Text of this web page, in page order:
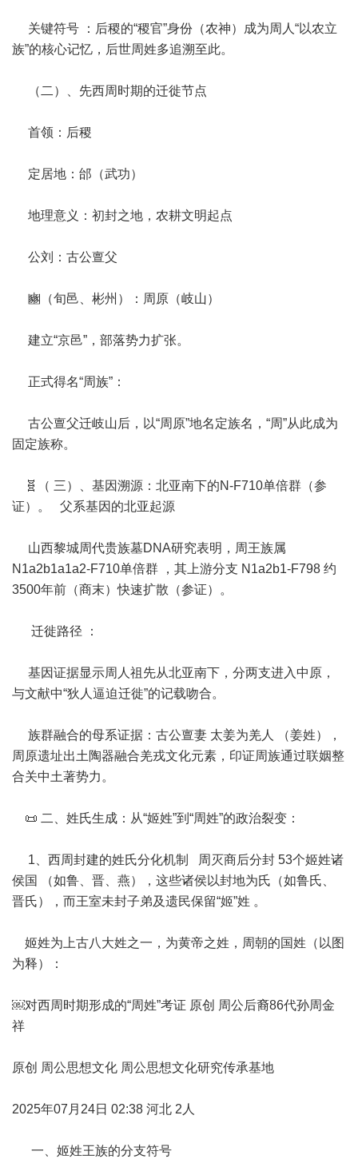
关键符号 ：后稷的“稷官”身份（农神）成为周人“以农立
族”的核心记忆，后世周姓多追溯至此。
（二）、先西周时期的迁徙节点
首领：后稷
定居地：邰（武功）
地理意义：初封之地，农耕文明起点
公刘：古公亶父
豳（旬邑、彬州）：周原（岐山）
建立“京邑”，部落势力扩张。
正式得名“周族”：
古公亶父迁岐山后，以“周原”地名定族名，“周”从此成为
固定族称。
🧬（ 三）、基因溯源：北亚南下的N-F710单倍群（参
证）。 父系基因的北亚起源
山西黎城周代贵族墓DNA研究表明，周王族属
N1a2b1a1a2-F710单倍群 ，其上游分支 N1a2b1-F798 约
3500年前（商末）快速扩散（参证）。
迁徙路径 ：
基因证据显示周人祖先从北亚南下，分两支进入中原，
与文献中“狄人逼迫迁徙”的记载吻合。
族群融合的母系证据：古公亶妻 太姜为羌人 （姜姓），
周原遗址出土陶器融合羌戎文化元素，印证周族通过联姻整
合关中土著势力。
📜 二、姓氏生成：从“姬姓”到“周姓”的政治裂变：
1、西周封建的姓氏分化机制 周灭商后分封 53个姬姓诸
侯国 （如鲁、晋、燕），这些诸侯以封地为氏（如鲁氏、
晋氏），而王室未封子弟及遗民保留“姬”姓 。
姬姓为上古八大姓之一，为黄帝之姓，周朝的国姓（以图
为释）：
￼对西周时期形成的“周姓”考证 原创 周公后裔86代孙周金
祥
原创 周公思想文化 周公思想文化研究传承基地
2025年07月24日 02:38 河北 2人
一、姬姓王族的分支符号